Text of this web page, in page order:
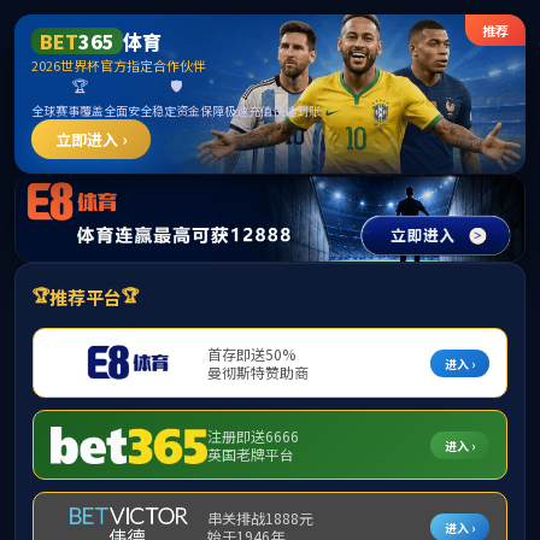
威廉希尔500欧洲指数官网 -
williamhill8.com
CN
投资者关系
Investor Relations